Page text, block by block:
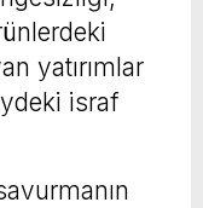
yatırımlar
israf